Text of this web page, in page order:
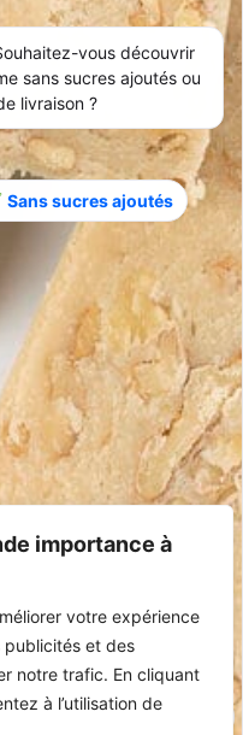
importance à
votre expérience
et des
notre trafic. En cliquant
à l’utilisation de
artisanale, garantis avec
Basque) – France
Sans Huile de Palme
vous découvrir
sans sucres ajoutés ou
livraison ?
Sans sucres ajoutés